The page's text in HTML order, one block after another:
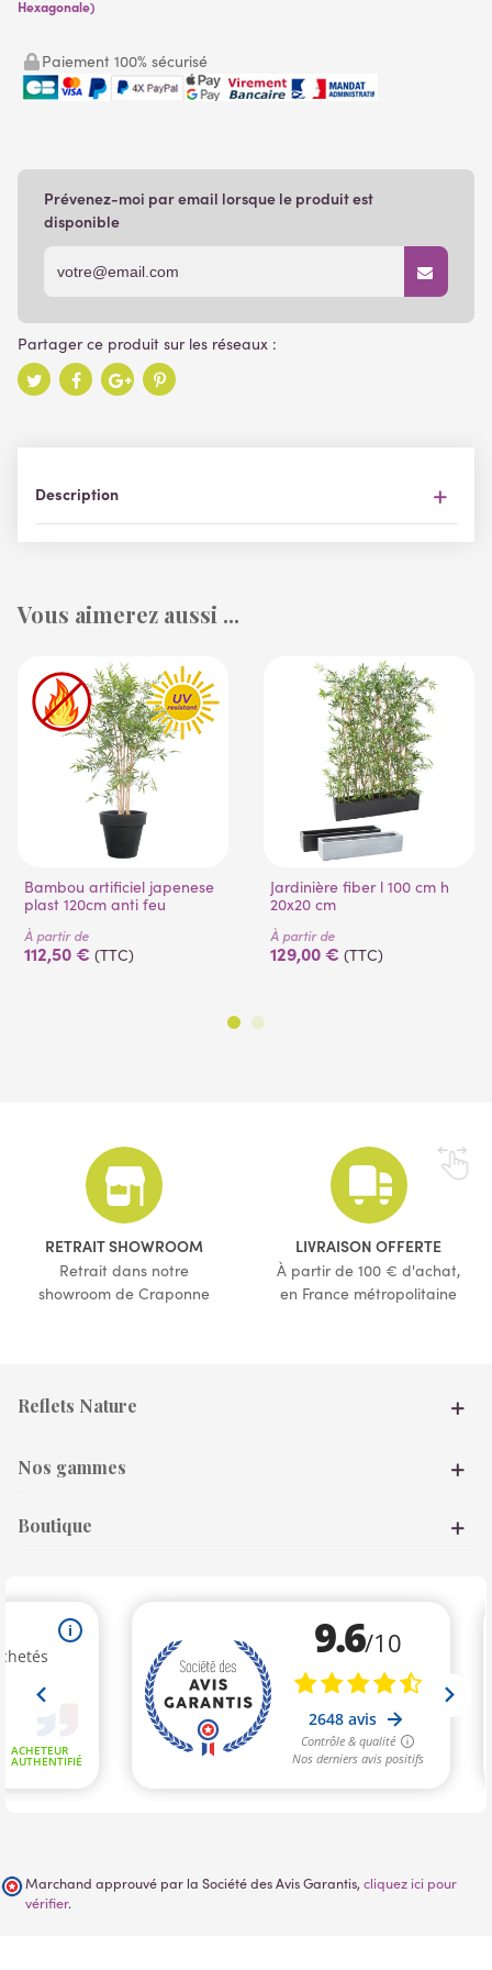
Hexagonale)
Paiement 100% sécurisé
Prévenez-moi par email lorsque le produit est
disponible
Description
Vous aimerez aussi ...
Bambou artificiel japenese
plast 120cm anti feu
À partir de
112,50 € (TTC)
Jardinière fiber l 100 cm h
20x20 cm
À partir de
129,00 € (TTC)
RETRAIT SHOWROOM
Retrait dans notre
showroom de Craponne
LIVRAISON OFFERTE
À partir de 100 € d'achat,
en France métropolitaine
Reflets Nature
Nos gammes
Boutique
Marchand approuvé par la Société des Avis Garantis, cliquez ici pour
vérifier.